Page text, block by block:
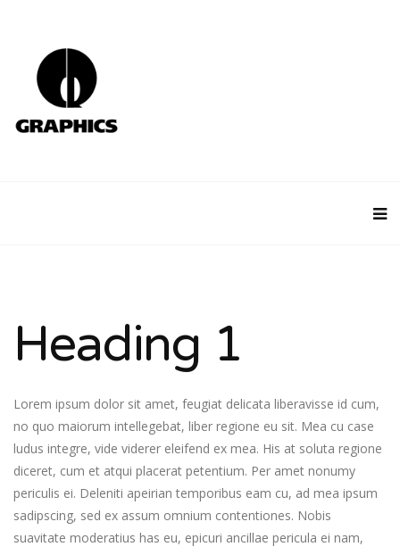
Heading 1
Lorem ipsum dolor sit amet, feugiat delicata liberavisse id cum,
no quo maiorum intellegebat, liber regione eu sit. Mea cu case
ludus integre, vide viderer eleifend ex mea. His at soluta regione
diceret, cum et atqui placerat petentium. Per amet nonumy
periculis ei. Deleniti apeirian temporibus eam cu, ad mea ipsum
sadipscing, sed ex assum omnium contentiones. Nobis
suavitate moderatius has eu, epicuri ancillae pericula ei nam,